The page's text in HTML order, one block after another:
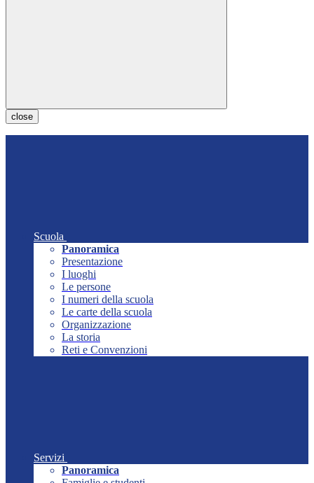
close
Scuola
Panoramica
Presentazione
I luoghi
Le persone
I numeri della scuola
Le carte della scuola
Organizzazione
La storia
Reti e Convenzioni
Servizi
Panoramica